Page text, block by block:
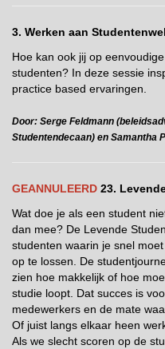
3. Werken aan
Hoe kan ook jij op
studenten? In deze sessie
practice based ervaringen.
Door: Serge Feldmann
Studentendecaan) en Samantha
GEANNULEERD 23.
Wat doe je als een student
dan mee? De Levende
studenten waarin je snel
op te lossen. De
zien hoe makkelijk of hoe
studie loopt. Dat succes is
medewerkers en de mate
Of juist langs elkaar heen
Als we slecht scoren op de